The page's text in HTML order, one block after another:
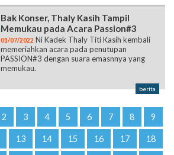
Bak Konser, Thaly Kasih Tampil
Memukau pada Acara Passion#3
01/07/2022 Ni Kadek Thaly Titi Kasih kembali
memeriahkan acara pada penutupan
PASSION#3 dengan suara emasnnya yang
memukau.
berita
2 3 4 5 6 7 8 9
13 14 15 16 17 18